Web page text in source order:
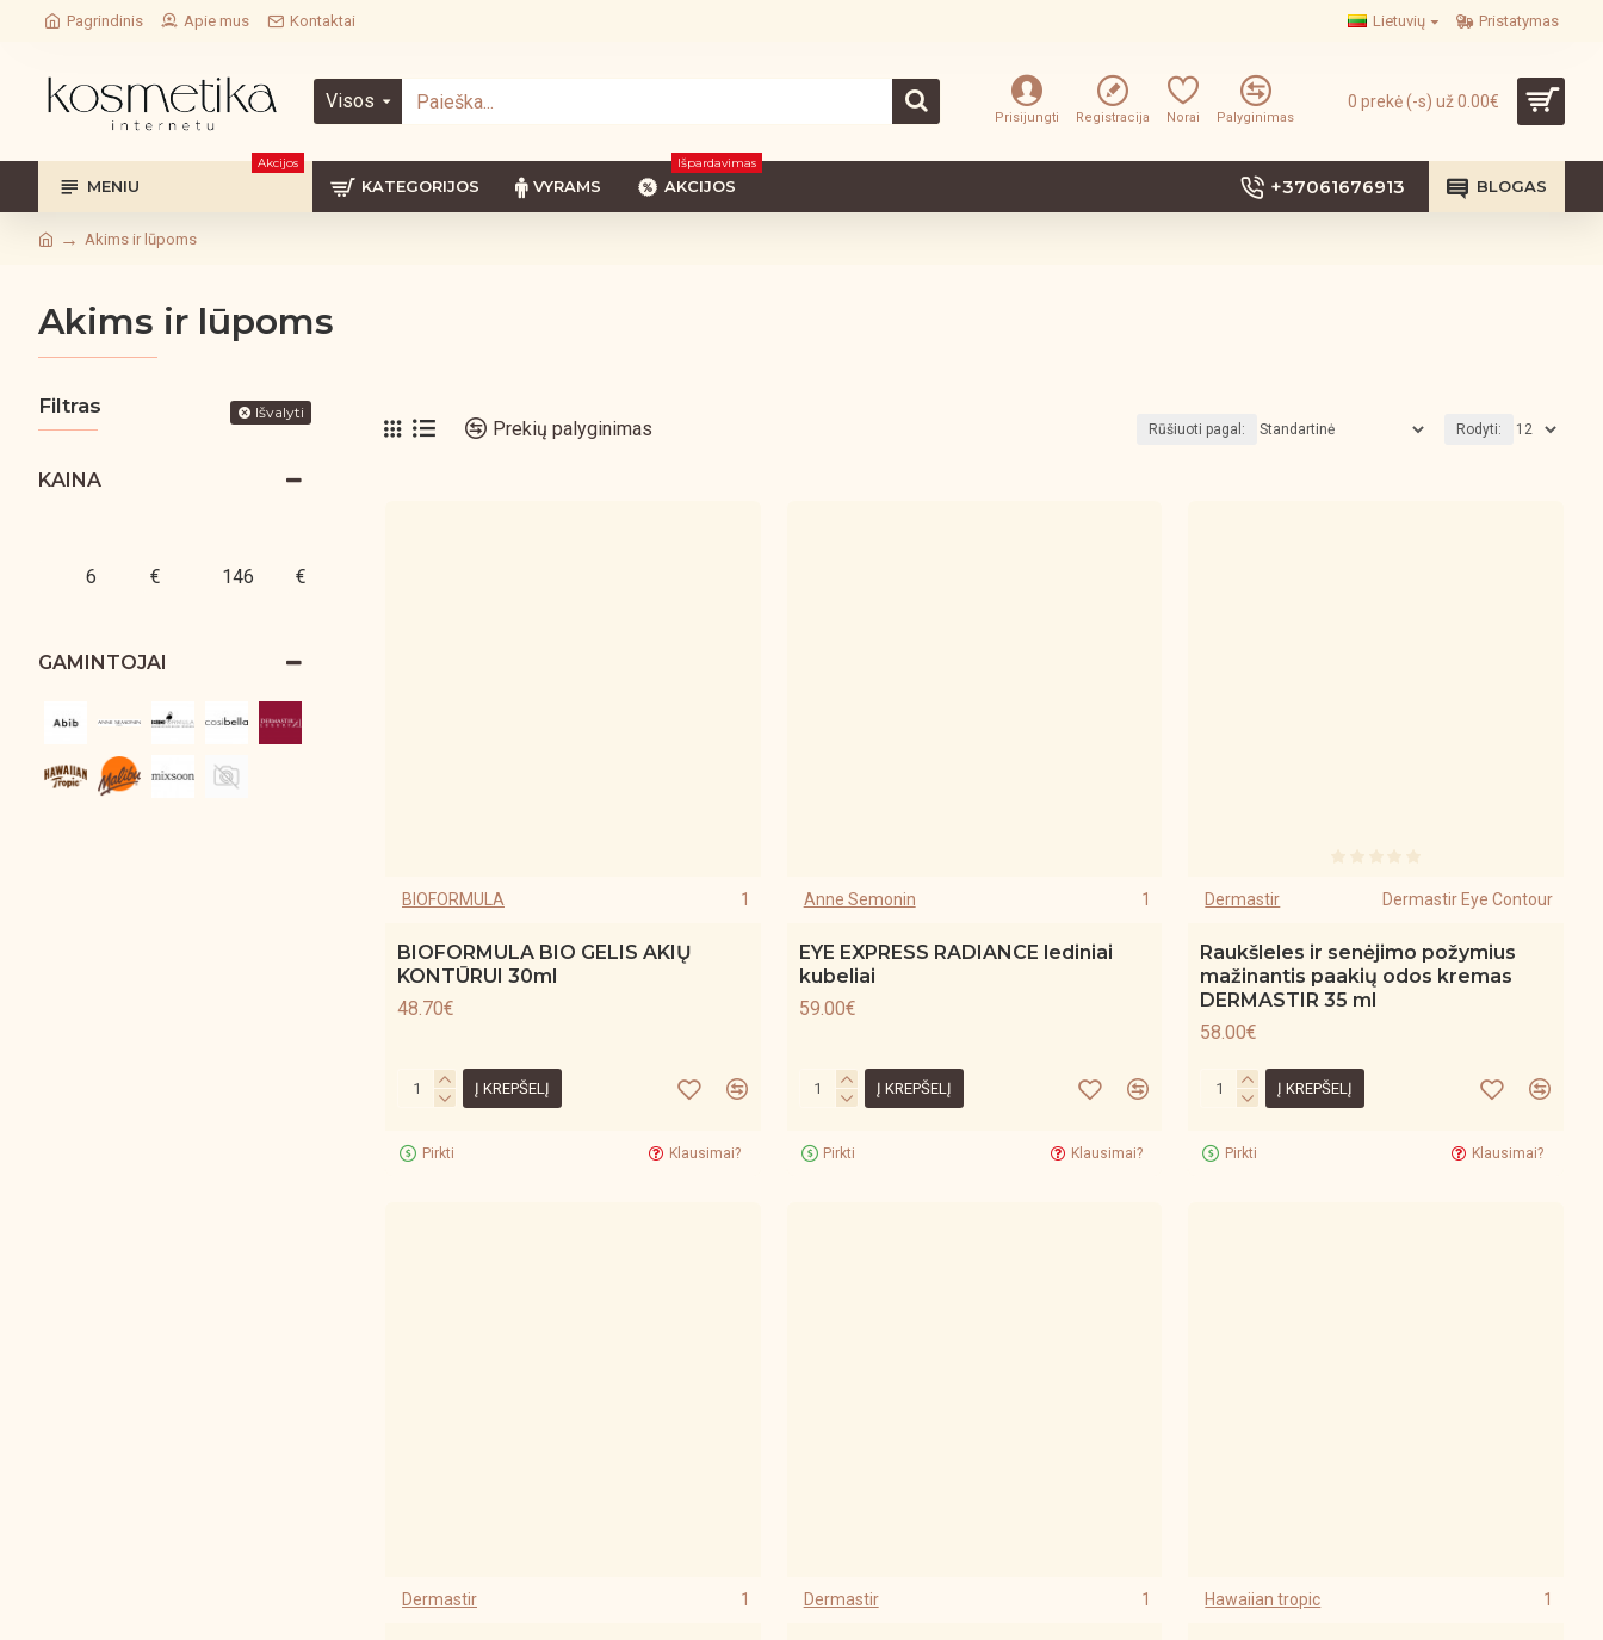
Pagrindinis Apie mus Kontaktai Lietuvių Pristatymas
Visos
Prisijungti Registracija Norai Palyginimas
0 prekė (-s) už 0.00€
MENIU
Akcijos
KATEGORIJOS VYRAMS AKCIJOS
Išpardavimas
+37061676913 BLOGAS
Akims ir lūpoms
Akims ir lūpoms
Filtras Išvalyti
KAINA
€ €
GAMINTOJAI
Prekių palyginimas Rūšiuoti pagal: Rodyti:
BIOFORMULA 1
BIOFORMULA BIO GELIS AKIŲ
KONTŪRUI 30ml
48.70€
Į KREPŠELĮ
Pirkti Klausimai?
Anne Semonin 1
EYE EXPRESS RADIANCE lediniai
kubeliai
59.00€
Į KREPŠELĮ
Pirkti Klausimai?
Dermastir Dermastir Eye Contour
Raukšleles ir senėjimo požymius
mažinantis paakių odos kremas
DERMASTIR 35 ml
58.00€
Į KREPŠELĮ
Pirkti Klausimai?
Dermastir 1 Dermastir 1 Hawaiian tropic 1